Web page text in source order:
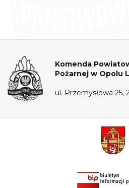
Komenda
Pożarnej w Opolu
ul. Przemysłowa